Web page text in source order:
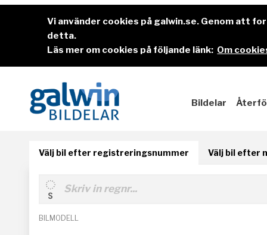
Vi använder cookies på galwin.se. Genom att
detta.
Läs mer om cookies på följande länk: Om
Bildelar
Välj bil efter registreringsnummer Välj bil efter
BILMODELL